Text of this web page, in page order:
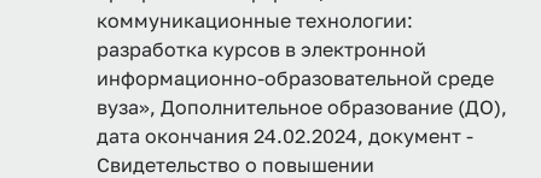
коммуникационные технологии:
разработка курсов в электронной
информационно-образовательной среде
вуза», Дополнительное образование (ДО),
дата окончания 24.02.2024, документ -
Свидетельство о повышении